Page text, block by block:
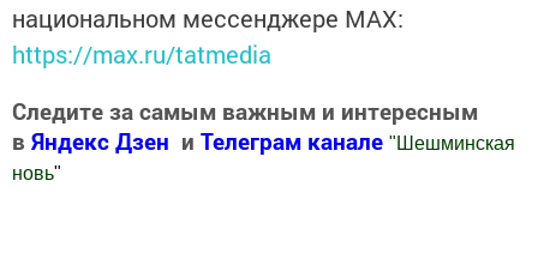
национальном мессенджере MАХ:
https://max.ru/tatmedia
Следите за самым важным и интересным
в Яндекс Дзен и Телеграм канале " Шешминская
новь"